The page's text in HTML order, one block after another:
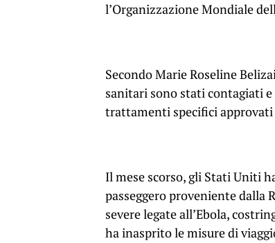
l’Organizzazione Mondiale
Secondo Marie Roseline
sanitari sono stati contagiati
trattamenti specifici approvati
Il mese scorso, gli Stati Uniti
passeggero proveniente dalla
severe legate all’Ebola,
ha inasprito le misure di